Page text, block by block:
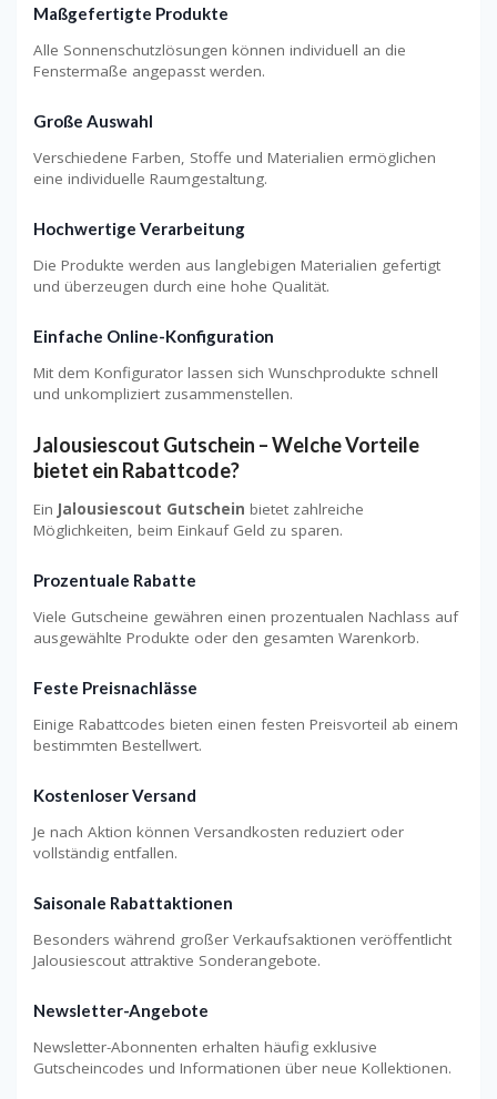
Maßgefertigte Produkte
Alle Sonnenschutzlösungen können individuell an die
Fenstermaße angepasst werden.
Große Auswahl
Verschiedene Farben, Stoffe und Materialien ermöglichen
eine individuelle Raumgestaltung.
Hochwertige Verarbeitung
Die Produkte werden aus langlebigen Materialien gefertigt
und überzeugen durch eine hohe Qualität.
Einfache Online-Konfiguration
Mit dem Konfigurator lassen sich Wunschprodukte schnell
und unkompliziert zusammenstellen.
Jalousiescout Gutschein – Welche Vorteile
bietet ein Rabattcode?
Ein Jalousiescout Gutschein bietet zahlreiche
Möglichkeiten, beim Einkauf Geld zu sparen.
Prozentuale Rabatte
Viele Gutscheine gewähren einen prozentualen Nachlass auf
ausgewählte Produkte oder den gesamten Warenkorb.
Feste Preisnachlässe
Einige Rabattcodes bieten einen festen Preisvorteil ab einem
bestimmten Bestellwert.
Kostenloser Versand
Je nach Aktion können Versandkosten reduziert oder
vollständig entfallen.
Saisonale Rabattaktionen
Besonders während großer Verkaufsaktionen veröffentlicht
Jalousiescout attraktive Sonderangebote.
Newsletter-Angebote
Newsletter-Abonnenten erhalten häufig exklusive
Gutscheincodes und Informationen über neue Kollektionen.